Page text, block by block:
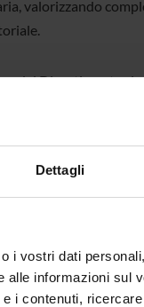
Dettagli
i vostri dati
informazioni sul
i contenuti,
valorizzando
del Dipartimento
alimentare e
rischio;
aziendale e strategia;
finanziari e finanza;
della supply